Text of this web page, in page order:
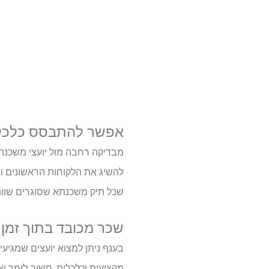
אפשר להתבסס
מבדיקה רחבה מול יועצי
להשיג את הלקוחות
שכל תיק משכנתא שסוגרים
שכר מכובד בתוך
בענף ניתן למצוא יועצים